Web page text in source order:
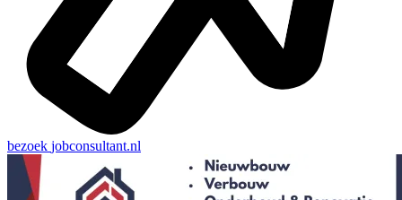
bezoek jobconsultant.nl